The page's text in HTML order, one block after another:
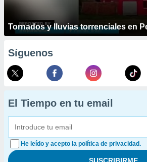
Tornados y lluvias torrenciales en
Síguenos
El Tiempo en tu email
He leído y acepto la política de privacidad.